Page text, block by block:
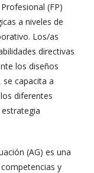
(FP)
a niveles de
Los/as
directivas
los diseños
capacita a
diferentes
(AG) es una
y